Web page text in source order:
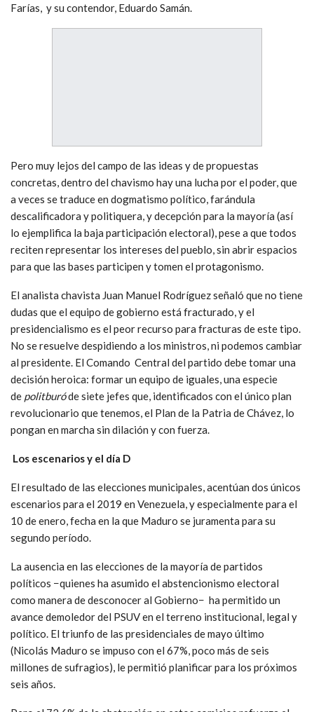
Farías, y su contendor, Eduardo Samán.
Pero muy lejos del campo de las ideas y de propuestas
concretas, dentro del chavismo hay una lucha por el poder, que
a veces se traduce en dogmatismo político, farándula
descalificadora y politiquera, y decepción para la mayoría (así
lo ejemplifica la baja participación electoral), pese a que todos
reciten representar los intereses del pueblo, sin abrir espacios
para que las bases participen y tomen el protagonismo.
El analista chavista Juan Manuel Rodríguez señaló que no tiene
dudas que el equipo de gobierno está fracturado, y el
presidencialismo es el peor recurso para fracturas de este tipo.
No se resuelve despidiendo a los ministros, ni podemos cambiar
al presidente. El Comando Central del partido debe tomar una
decisión heroica: formar un equipo de iguales, una especie
de politburóde siete jefes que, identificados con el único plan
revolucionario que tenemos, el Plan de la Patria de Chávez, lo
pongan en marcha sin dilación y con fuerza.
Los escenarios y el día D
El resultado de las elecciones municipales, acentúan dos únicos
escenarios para el 2019 en Venezuela, y especialmente para el
10 de enero, fecha en la que Maduro se juramenta para su
segundo período.
La ausencia en las elecciones de la mayoría de partidos
políticos −quienes ha asumido el abstencionismo electoral
como manera de desconocer al Gobierno− ha permitido un
avance demoledor del PSUV en el terreno institucional, legal y
político. El triunfo de las presidenciales de mayo último
(Nicolás Maduro se impuso con el 67%, poco más de seis
millones de sufragios), le permitió planificar para los próximos
seis años.